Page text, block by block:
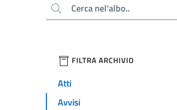
Cerca
filtri da applicare
FILTRA ARCHIVIO
Atti
Avvisi